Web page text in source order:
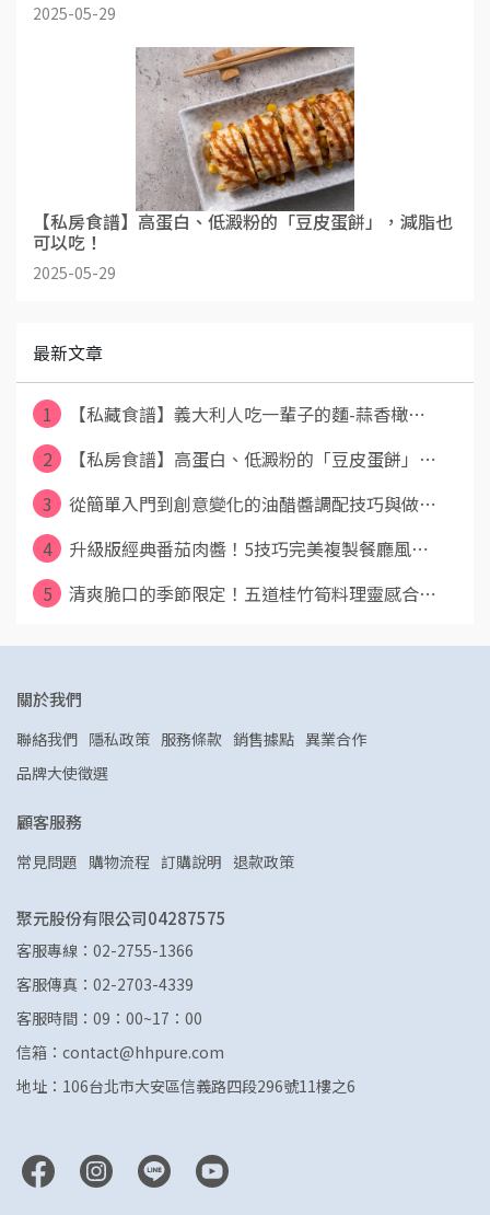
2025-05-29
【私房食譜】高蛋白、低澱粉的「豆皮蛋餅」，減脂也
可以吃！
2025-05-29
最新文章
1
【私藏食譜】義大利人吃一輩子的麵-蒜香橄⋯
2
【私房食譜】高蛋白、低澱粉的「豆皮蛋餅」⋯
3
從簡單入門到創意變化的油醋醬調配技巧與做⋯
4
升級版經典番茄肉醬！5技巧完美複製餐廳風⋯
5
清爽脆口的季節限定！五道桂竹筍料理靈感合⋯
關於我們
聯絡我們 隱私政策 服務條款 銷售據點 異業合作
品牌大使徵選
顧客服務
常見問題 購物流程 訂購說明 退款政策
聚元股份有限公司04287575
客服專線：02-2755-1366
客服傳真：02-2703-4339
客服時間：09：00~17：00
信箱：contact@hhpure.com
地址：106台北市大安區信義路四段296號11樓之6